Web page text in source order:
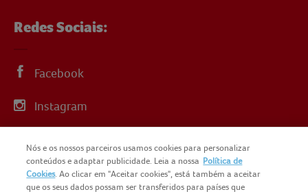
Redes Sociais:
Facebook
Instagram
YouTube
Nós e os nossos parceiros usamos cookies para personalizar
conteúdos e adaptar publicidade. Leia a nossa Política de
Cookies. Ao clicar em "Aceitar cookies", está também a aceitar
que os seus dados possam ser transferidos para países que